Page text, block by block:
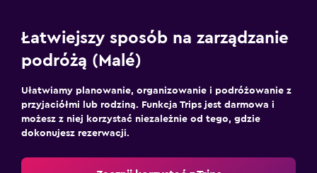
Łatwiejszy sposób na zarządzanie
podróżą (Malé)
Ułatwiamy planowanie, organizowanie i podróżowanie z
przyjaciółmi lub rodziną. Funkcja Trips jest darmowa i
możesz z niej korzystać niezależnie od tego, gdzie
dokonujesz rezerwacji.